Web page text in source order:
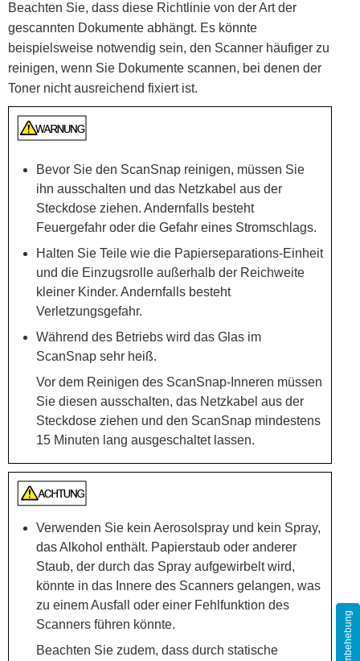
Beachten Sie, dass diese Richtlinie von der Art der
gescannten Dokumente abhängt. Es könnte
beispielsweise notwendig sein, den Scanner häufiger zu
reinigen, wenn Sie Dokumente scannen, bei denen der
Toner nicht ausreichend fixiert ist.
Bevor Sie den ScanSnap reinigen, müssen Sie
ihn ausschalten und das Netzkabel aus der
Steckdose ziehen. Andernfalls besteht
Feuergefahr oder die Gefahr eines Stromschlags.
Halten Sie Teile wie die Papierseparations-Einheit
und die Einzugsrolle außerhalb der Reichweite
kleiner Kinder. Andernfalls besteht
Verletzungsgefahr.
Während des Betriebs wird das Glas im
ScanSnap sehr heiß.
Vor dem Reinigen des ScanSnap-Inneren müssen
Sie diesen ausschalten, das Netzkabel aus der
Steckdose ziehen und den ScanSnap mindestens
15 Minuten lang ausgeschaltet lassen.
Verwenden Sie kein Aerosolspray und kein Spray,
das Alkohol enthält. Papierstaub oder anderer
Staub, der durch das Spray aufgewirbelt wird,
könnte in das Innere des Scanners gelangen, was
zu einem Ausfall oder einer Fehlfunktion des
Scanners führen könnte.
Beachten Sie zudem, dass durch statische